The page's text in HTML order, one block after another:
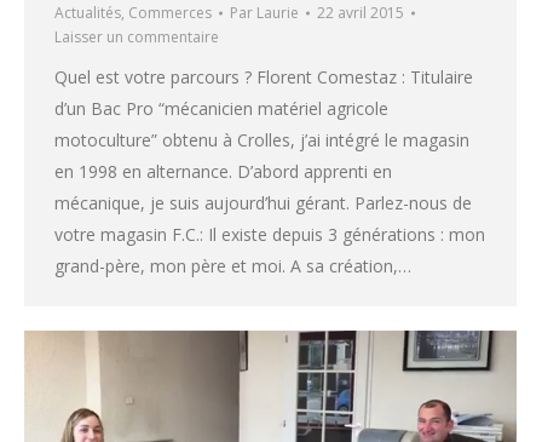
Actualités, Commerces Par Laurie
22 avril 2015
Laisser un commentaire
Quel est votre parcours ? Florent Comestaz : Titulaire
d’un Bac Pro “mécanicien matériel agricole
motoculture” obtenu à Crolles, j’ai intégré le magasin
en 1998 en alternance. D’abord apprenti en
mécanique, je suis aujourd’hui gérant. Parlez-nous de
votre magasin F.C.: Il existe depuis 3 générations : mon
grand-père, mon père et moi. A sa création,…